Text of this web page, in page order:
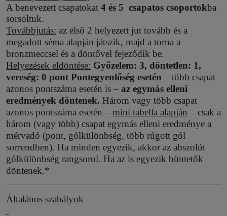
A benevezett csapatokat 4 és 5 csapatos csoportokba
sorsoltuk.
Továbbjutás: az első 2 helyezett jut tovább és a
megadott séma alapján játszik, majd a torna a
bronzmeccsel és a döntővel fejeződik be.
Helyezések eldöntése: Győzelem: 3, döntetlen: 1,
vereség: 0 pont Pontegyenlőség esetén – több csapat
azonos pontszáma esetén is – az egymás elleni
eredmények döntenek. Három vagy több csapat
azonos pontszáma esetén – mini tabella alapján – csak a
három (vagy több) csapat egymás elleni eredménye a
mérvadó (pont, gólkülönbség, több rúgott gól
sorrendben). Ha minden egyezik, akkor az abszolút
gólkülönbség rangsorol. Ha az is egyezik büntetők
döntenek.*
Általános szabályok